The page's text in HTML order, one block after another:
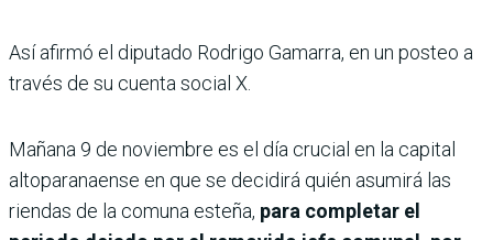
Así afirmó el diputado Rodrigo Gamarra, en un posteo a
través de su cuenta social X.
Mañana 9 de noviembre es el día crucial en la capital
altoparanaense en que se decidirá quién asumirá las
riendas de la comuna esteña, para completar el